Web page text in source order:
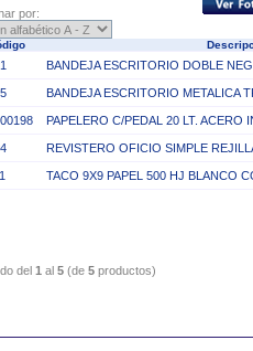
por:
BANDEJA ESCRITORIO DOBLE
BANDEJA ESCRITORIO METALICA
PAPELERO C/PEDAL 20 LT. ACERO
REVISTERO OFICIO SIMPLE
TACO 9X9 PAPEL 500 HJ BLANCO
del 1 al 5 (de 5 productos)